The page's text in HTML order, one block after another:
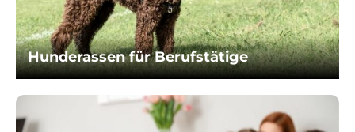
Hunderassen für Berufstätige